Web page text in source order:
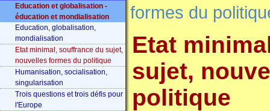
Education et globalisation -
éducation et mondialisation
Education, globalisation,
mondialisation
Etat minimal, souffrance du sujet,
nouvelles formes du politique
Humanisation, socialisation,
singularisation
Trois questions et trois défis pour
l'Europe
formes du
Etat
sujet,
politique